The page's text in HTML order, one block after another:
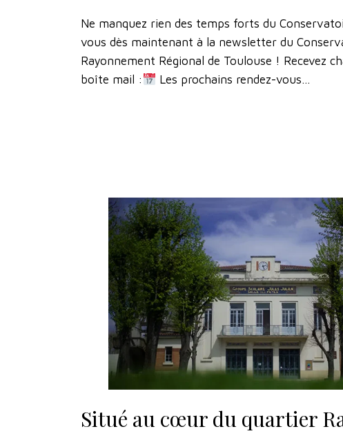
Ne manquez rien des temps forts du
vous dès maintenant à la newsletter du
Rayonnement Régional de Toulouse ! Recevez
boîte mail :
Les prochains rendez-vous…
Situé au cœur du quartier